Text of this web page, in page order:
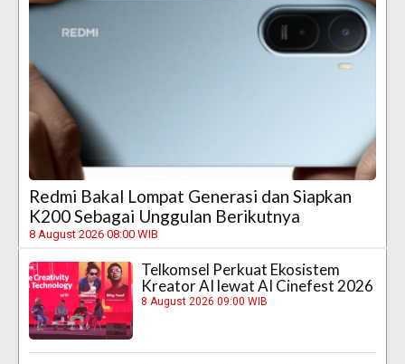
Redmi Bakal Lompat Generasi dan Siapkan
K200 Sebagai Unggulan Berikutnya
8 August 2026 08:00 WIB
Telkomsel Perkuat Ekosistem
Kreator AI lewat AI Cinefest 2026
8 August 2026 09:00 WIB